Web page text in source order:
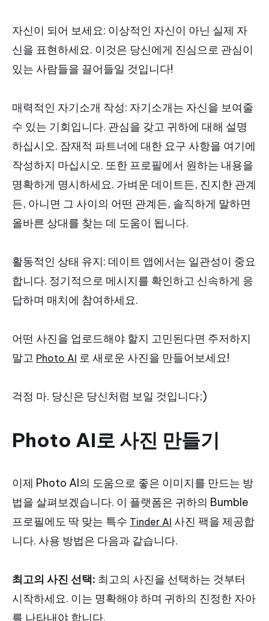
자신이 되어 보세요: 이상적인 자신이 아닌 실제 자
신을 표현하세요. 이것은 당신에게 진심으로 관심이
있는 사람들을 끌어들일 것입니다!
매력적인 자기소개 작성: 자기소개는 자신을 보여줄
수 있는 기회입니다. 관심을 갖고 귀하에 대해 설명
하십시오. 잠재적 파트너에 대한 요구 사항을 여기에
작성하지 마십시오. 또한 프로필에서 원하는 내용을
명확하게 명시하세요. 가벼운 데이트든, 진지한 관계
든, 아니면 그 사이의 어떤 관계든, 솔직하게 말하면
올바른 상대를 찾는 데 도움이 됩니다.
활동적인 상태 유지: 데이트 앱에서는 일관성이 중요
합니다. 정기적으로 메시지를 확인하고 신속하게 응
답하며 매치에 참여하세요.
어떤 사진을 업로드해야 할지 고민된다면 주저하지
말고 Photo AI 로 새로운 사진을 만들어보세요!
걱정 마. 당신은 당신처럼 보일 것입니다;)
Photo AI로 사진 만들기
이제 Photo AI의 도움으로 좋은 이미지를 만드는 방
법을 살펴보겠습니다. 이 플랫폼은 귀하의 Bumble
프로필에도 딱 맞는 특수 Tinder AI 사진 팩을 제공합
니다. 사용 방법은 다음과 같습니다.
최고의 사진 선택: 최고의 사진을 선택하는 것부터
시작하세요. 이는 명확해야 하며 귀하의 진정한 자아
를 나타내야 합니다.